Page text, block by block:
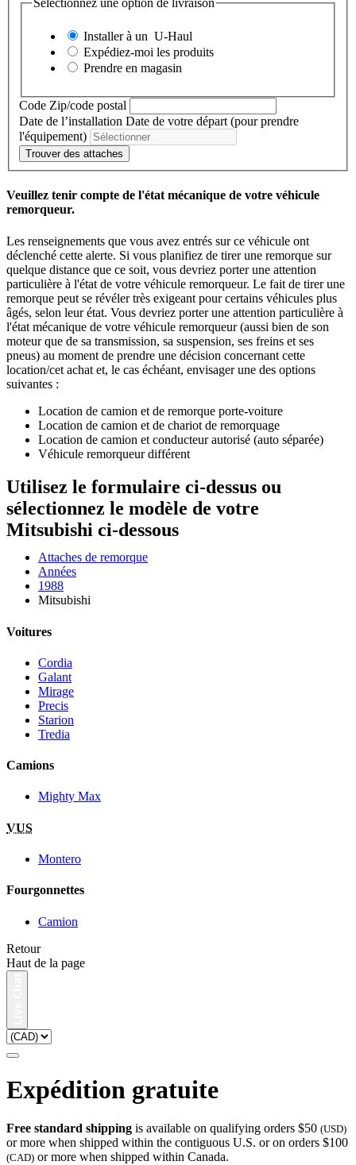
Sélectionnez une option de livraison
Installer à un U-Haul
Expédiez-moi les produits
Prendre en magasin
Code Zip/code postal
Date de l’installation Date de votre départ (pour prendre
l'équipement)
Trouver des attaches
Veuillez tenir compte de l'état mécanique de votre véhicule
remorqueur.
Les renseignements que vous avez entrés sur ce véhicule ont
déclenché cette alerte. Si vous planifiez de tirer une remorque sur
quelque distance que ce soit, vous devriez porter une attention
particulière à l'état de votre véhicule remorqueur. Le fait de tirer une
remorque peut se révéler très exigeant pour certains véhicules plus
âgés, selon leur état. Vous devriez porter une attention particulière à
l'état mécanique de votre véhicule remorqueur (aussi bien de son
moteur que de sa transmission, sa suspension, ses freins et ses
pneus) au moment de prendre une décision concernant cette
location/cet achat et, le cas échéant, envisager une des options
suivantes :
Location de camion et de remorque porte-voiture
Location de camion et de chariot de remorquage
Location de camion et conducteur autorisé (auto séparée)
Véhicule remorqueur différent
Utilisez le formulaire ci-dessus ou
sélectionnez le modèle de votre
Mitsubishi ci-dessous
Attaches de remorque
Années
1988
Mitsubishi
Voitures
Cordia
Galant
Mirage
Precis
Starion
Tredia
Camions
Mighty Max
VUS
Montero
Fourgonnettes
Camion
Retour
Haut de la page
Expédition gratuite
Free standard shipping is available on qualifying orders $50 (USD)
or more when shipped within the contiguous U.S. or on orders $100
(CAD) or more when shipped within Canada.